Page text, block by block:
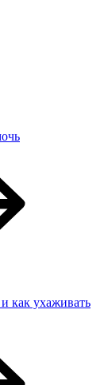
как ухаживать